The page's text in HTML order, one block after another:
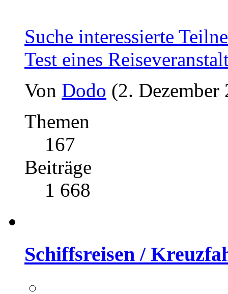
Suche interessierte
Test eines
Von Dodo (2.
Themen
167
Beiträge
1 668
Schiffsreisen /